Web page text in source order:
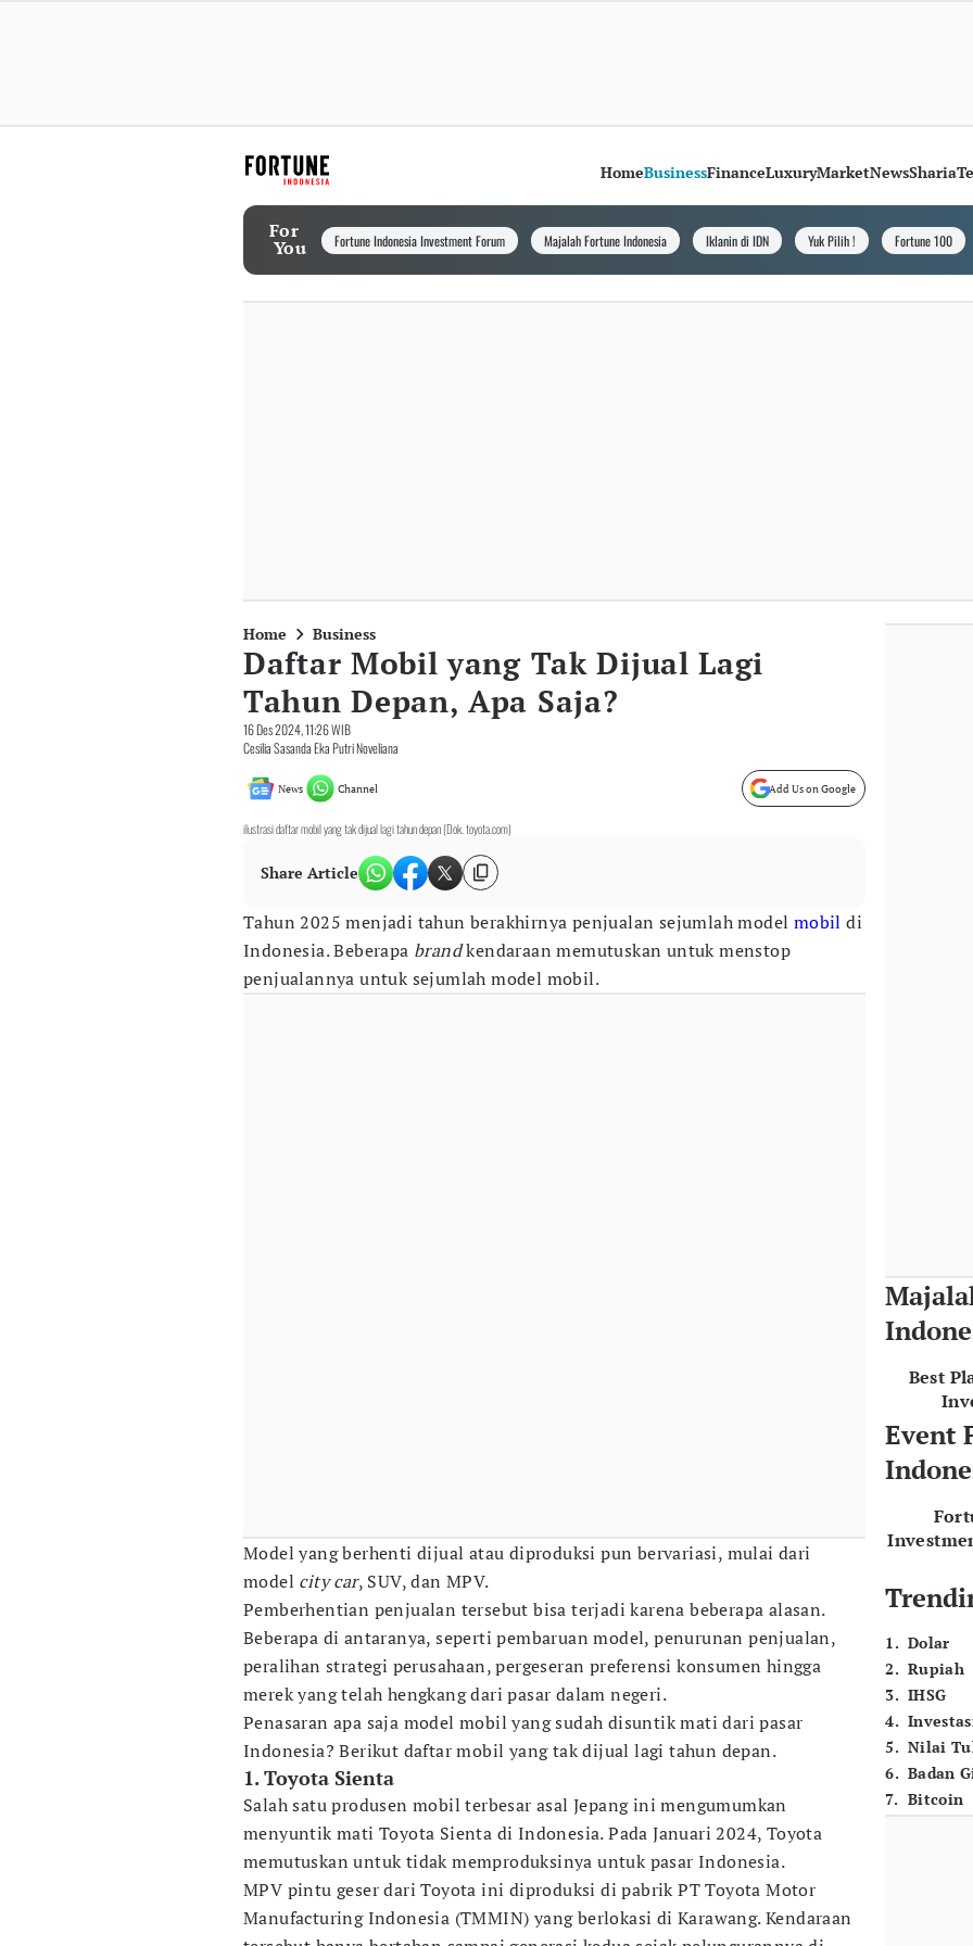
HomeBusinessFinanceLuxuryMarketNewsSharia
For
You Fortune Indonesia Investment Forum Majalah Fortune Indonesia Iklanin di IDN Yuk Pilih ! Fortune 100
Home Business
Daftar Mobil yang Tak Dijual Lagi
Tahun Depan, Apa Saja?
16 Des 2024, 11:26 WIB
Cesilia Sasanda Eka Putri Noveliana
News Channel Add Us on Google
ilustrasi daftar mobil yang tak dijual lagi tahun depan (Dok. toyota.com)
Share Article
Tahun 2025 menjadi tahun berakhirnya penjualan sejumlah model mobil di
Indonesia. Beberapa brandkendaraan memutuskan untuk menstop
penjualannya untuk sejumlah model mobil.
Model yang berhenti dijual atau diproduksi pun bervariasi, mulai dari
model city car, SUV, dan MPV.
Pemberhentian penjualan tersebut bisa terjadi karena beberapa alasan.
Beberapa di antaranya, seperti pembaruan model, penurunan penjualan,
peralihan strategi perusahaan, pergeseran preferensi konsumen hingga
merek yang telah hengkang dari pasar dalam negeri.
Penasaran apa saja model mobil yang sudah disuntik mati dari pasar
Indonesia? Berikut daftar mobil yang tak dijual lagi tahun depan.
1. Toyota Sienta
Salah satu produsen mobil terbesar asal Jepang ini mengumumkan
menyuntik mati Toyota Sienta di Indonesia. Pada Januari 2024, Toyota
memutuskan untuk tidak memproduksinya untuk pasar Indonesia.
MPV pintu geser dari Toyota ini diproduksi di pabrik PT Toyota Motor
Manufacturing Indonesia (TMMIN) yang berlokasi di Karawang. Kendaraan
Best
Event
1. Dolar
2. Rupiah
3. IHSG
4.
5. Nilai
6. Badan
7. Bitcoin